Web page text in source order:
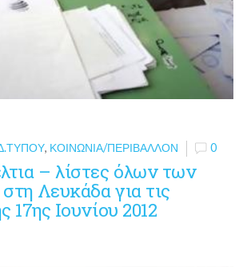
, ΚΟΙΝΩΝΊΑ/ΠΕΡΙΒΆΛΛΟΝ 0
– λίστες όλων των
Λευκάδα για τις
17ης Ιουνίου 2012